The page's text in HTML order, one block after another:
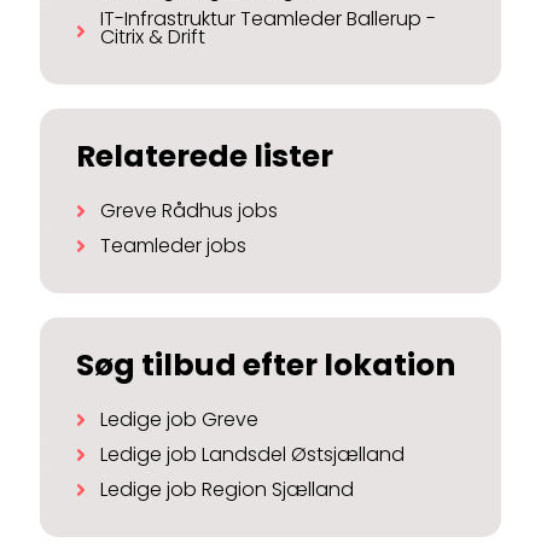
IT-Infrastruktur Teamleder Ballerup -
Citrix & Drift
Relaterede lister
Greve Rådhus jobs
Teamleder jobs
Søg tilbud efter lokation
Ledige job Greve
Ledige job Landsdel Østsjælland
Ledige job Region Sjælland